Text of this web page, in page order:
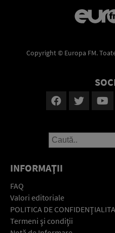
Copyright © Europa FM.
INFORMAŢII
FAQ
Valori editoriale
POLITICA DE
Termeni şi condiţii